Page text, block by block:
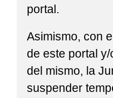
portal.
Asimismo, con
de este portal
del mismo, la
suspender